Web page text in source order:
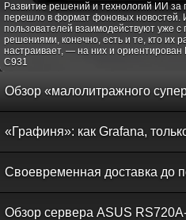
Развитие решений и технологий ИИ за
перешло в формат фоновых новостей.
пользователей взаимодействуют уже
решениями, конечно, есть и те, кто их
настраивает, — на них и ориентирован
C931
«Графиня»: как Grafana,